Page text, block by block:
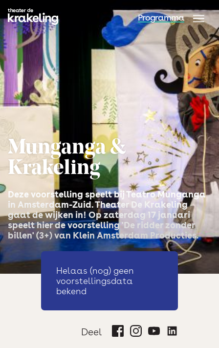
Programma
Munganga &
Krakeling
Deze voorstelling speelt bij Teatro Munganga
in Amsterdam-Zuid. Theater De Krakeling
gaat de wijken in! Op zaterdag 17 januari
speelt hier de voorstelling 'De ridder zonder
billen' (3+) van Klein Amsterdam Producties.
Helaas (nog) geen
voorstellingsdata
bekend
Deel